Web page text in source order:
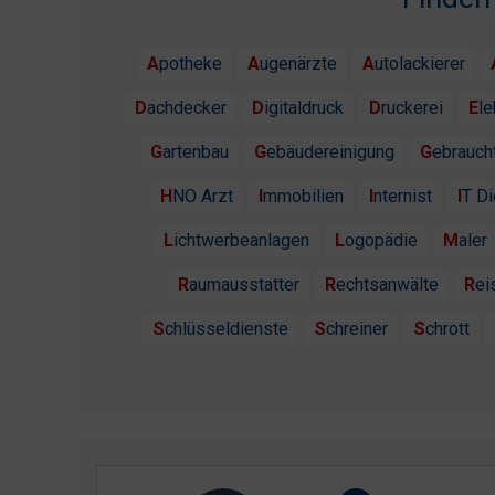
Apotheke Augenärzte Autolackierer
Dachdecker Digitaldruck Druckerei
Gartenbau Gebäudereinigung
HNO Arzt Immobilien Internist IT
Lichtwerbeanlagen Logopädie Maler
Raumausstatter Rechtsanwälte
Schlüsseldienste Schreiner Schrott